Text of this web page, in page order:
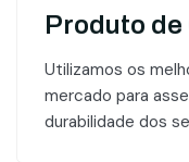
Produto
Utilizamos os
mercado para
durabilidade dos